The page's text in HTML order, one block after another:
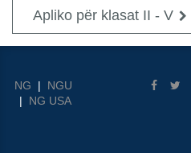
Apliko për klasat II - V
NG | NGU
| NG USA